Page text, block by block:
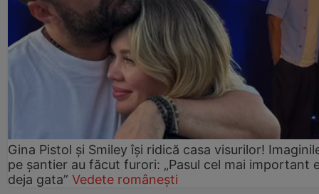
Gina Pistol și Smiley își ridică casa visurilor!
pe șantier au făcut furori: „Pasul cel mai important
deja gata” Vedete românești